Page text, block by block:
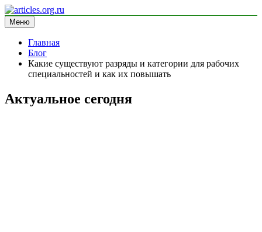
Перейти
к
содержимому
articles.org.ru
информационный сайт
Меню
Главная
Блог
Какие существуют разряды и категории для рабочих
специальностей и как их повышать
Актуальное сегодня